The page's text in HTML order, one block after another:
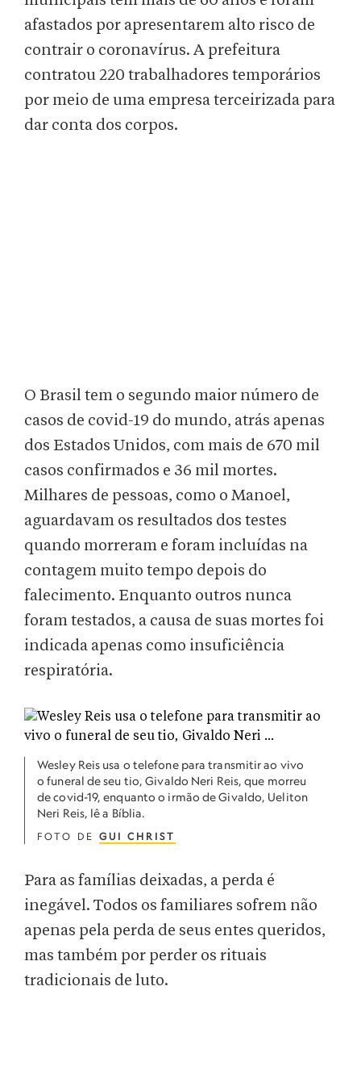
afastados por apresentarem alto risco de
contrair o coronavírus. A prefeitura
contratou 220 trabalhadores temporários
por meio de uma empresa terceirizada para
dar conta dos corpos.
O Brasil tem o segundo maior número de
casos de covid-19 do mundo, atrás apenas
dos Estados Unidos, com mais de 670 mil
casos confirmados e 36 mil mortes.
Milhares de pessoas, como o Manoel,
aguardavam os resultados dos testes
quando morreram e foram incluídas na
contagem muito tempo depois do
falecimento. Enquanto outros nunca
foram testados, a causa de suas mortes foi
indicada apenas como insuficiência
respiratória.
Wesley Reis usa o telefone para transmitir ao vivo
o funeral de seu tio, Givaldo Neri Reis, que morreu
de covid-19, enquanto o irmão de Givaldo, Ueliton
Neri Reis, lê a Bíblia.
FOTO DE GUI CHRIST
Para as famílias deixadas, a perda é
inegável. Todos os familiares sofrem não
apenas pela perda de seus entes queridos,
mas também por perder os rituais
tradicionais de luto.